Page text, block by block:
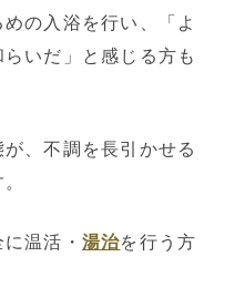
の入浴を行い、「よ
いだ」と感じる方も
、不調を長引かせる
温活・ 湯治を行う方